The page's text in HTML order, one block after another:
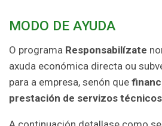
MODO DE AYUDA
O programa Responsabilízate
axuda económica directa ou
para a empresa, senón que
prestación de servizos